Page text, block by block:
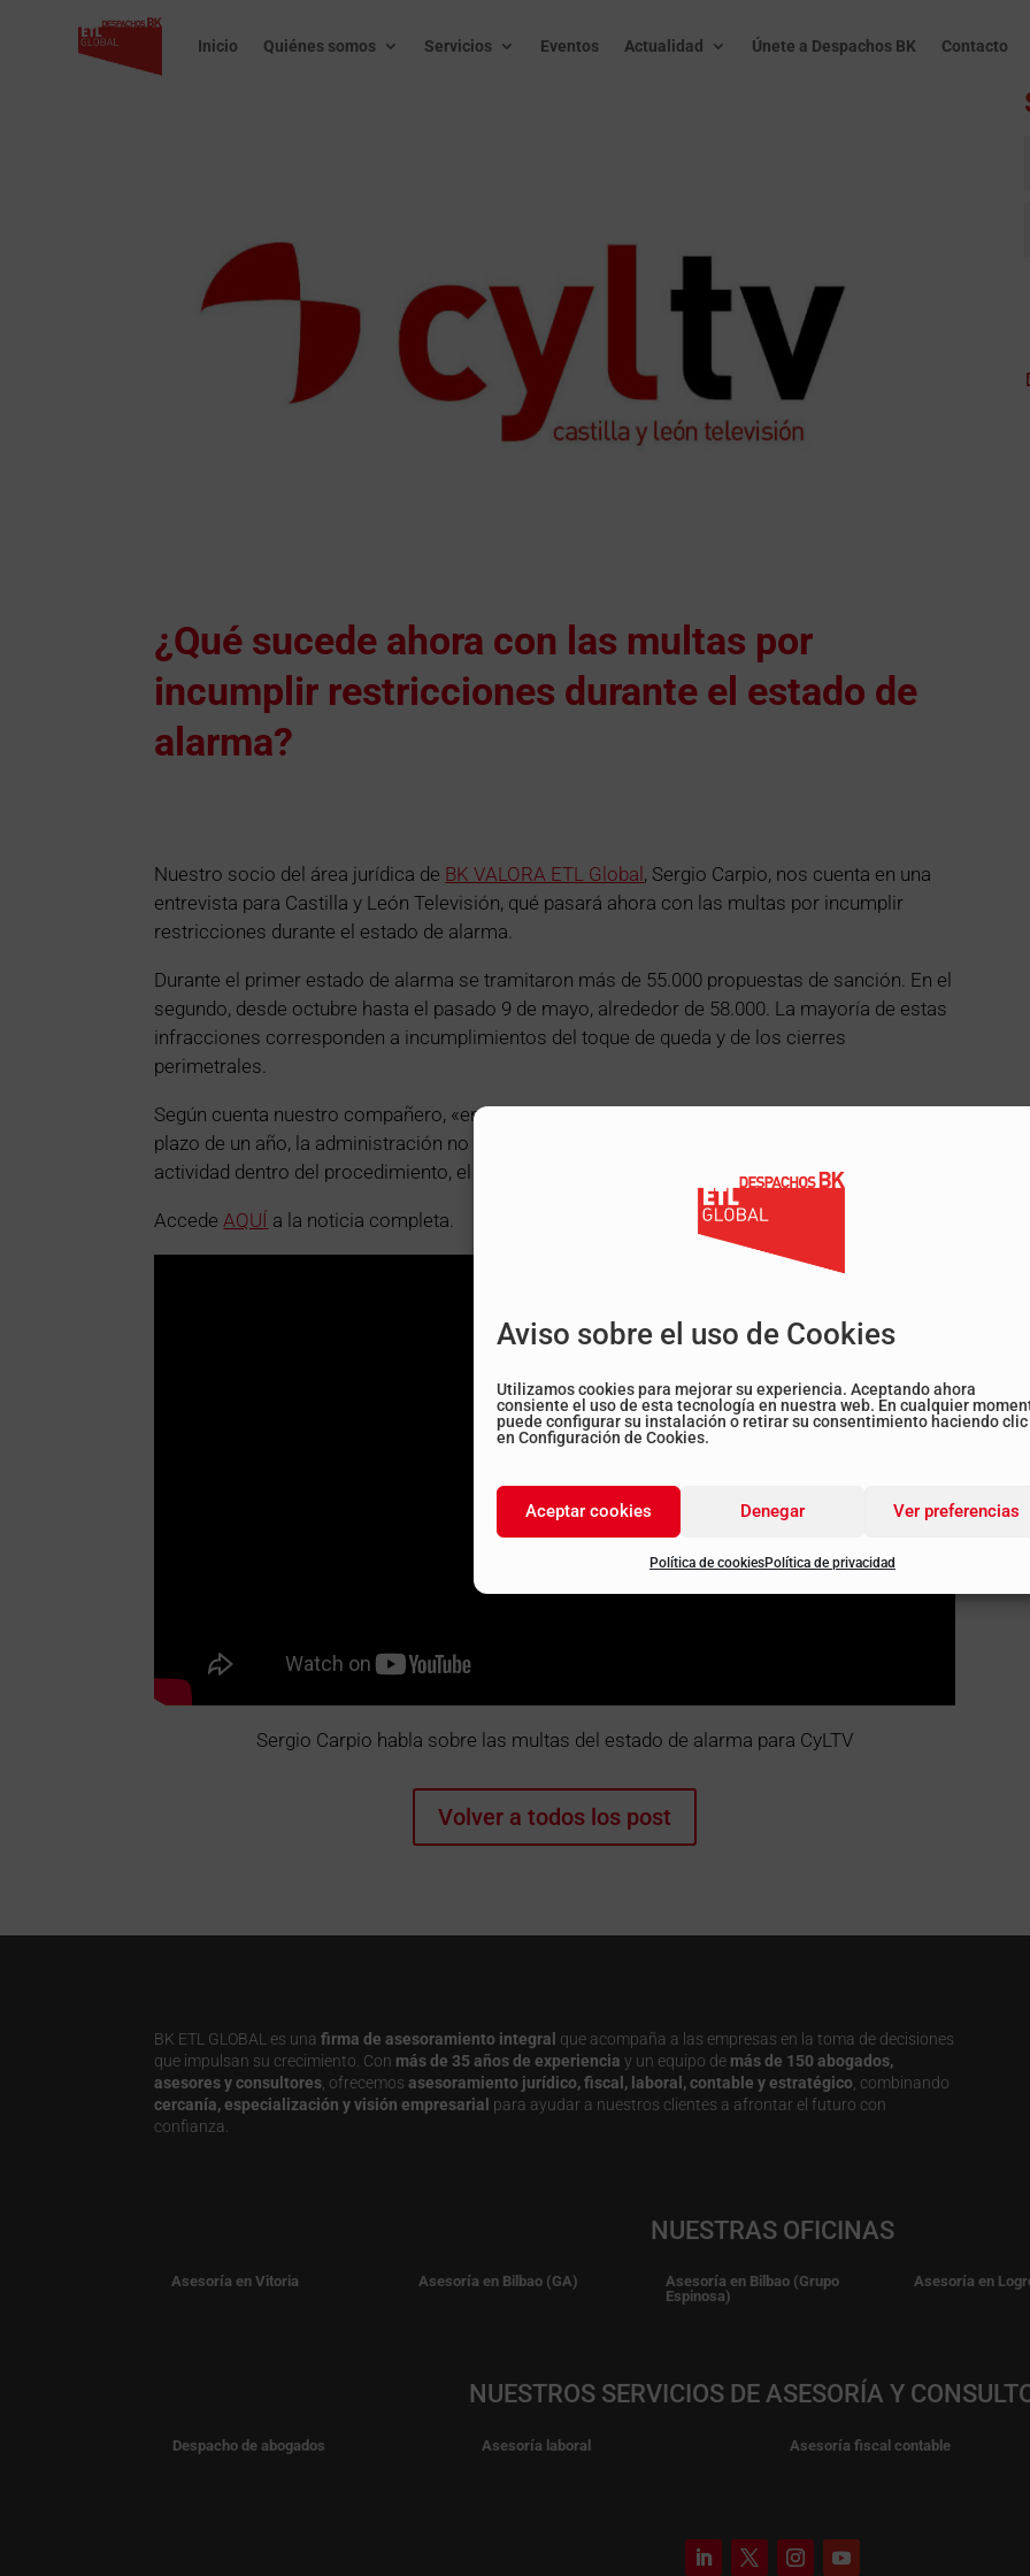
Aviso sobre el uso de Cookies
Utilizamos cookies para mejorar su experiencia. Aceptando ahora
consiente el uso de esta tecnología en nuestra web. En cualquier
puede configurar su instalación o retirar su consentimiento haciendo clic
en Configuración de Cookies.
Aceptar cookies Denegar Ver preferencias
Política de cookiesPolítica de privacidad
Inicio Quiénes somos Servicios Eventos Actualidad Únete a Despachos BK Contacto
¿Qué sucede ahora con las multas por
incumplir restricciones durante el estado de
alarma?
Nuestro socio del área jurídica de BK VALORA ETL Global , Sergio Carpio, nos cuenta en una
entrevista para Castilla y León Televisión, qué pasará ahora con las multas por incumplir
restricciones durante el estado de alarma.
Durante el primer estado de alarma se tramitaron más de 55.000 propuestas de sanción. En el
segundo, desde octubre hasta el pasado 9 de mayo, alrededor de 58.000. La mayoría de estas
infracciones corresponden a incumplimientos del toque de queda y de los cierres
perimetrales.
Según cuenta nuestro compañero, «en el momento en el que el expediente se inicia y, en el
plazo de un año, la administración no ha comunicado al sancionado o ha realizado alguna
actividad dentro del procedimiento, el expediente caduca».
AccedeAQUÍ a la noticia completa.
Sergio Carpio habla sobre las multas del estado de alarma para CyLTV
Volver a todos los post
BK ETL GLOBAL es unafirma de asesoramiento integral que acompaña a las empresas en la toma de decisiones
que impulsan su crecimiento. Con más de 35 años de experiencia y un equipo de más de 150 abogados,
asesores y consultores , ofrecemosasesoramiento jurídico, fiscal, laboral, contable y estratégico , combinando
cercanía, especialización y visión empresarial para ayudar a nuestros clientes a afrontar el futuro con
confianza.
NUESTRAS OFICINAS
Asesoría en Vitoria Asesoría en Bilbao (GA)
Asesoría en Bilbao (Grupo
Espinosa)
Asesoría en
NUESTROS SERVICIOS DE ASESORÍA Y
Despacho de abogados Asesoría laboral Asesoría fiscal contable